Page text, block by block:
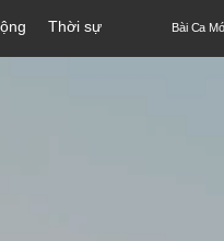
Thời sự Bài Ca